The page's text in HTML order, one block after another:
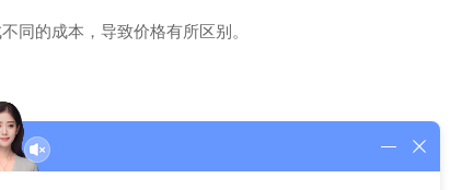
的成本，导致价格有所区别。